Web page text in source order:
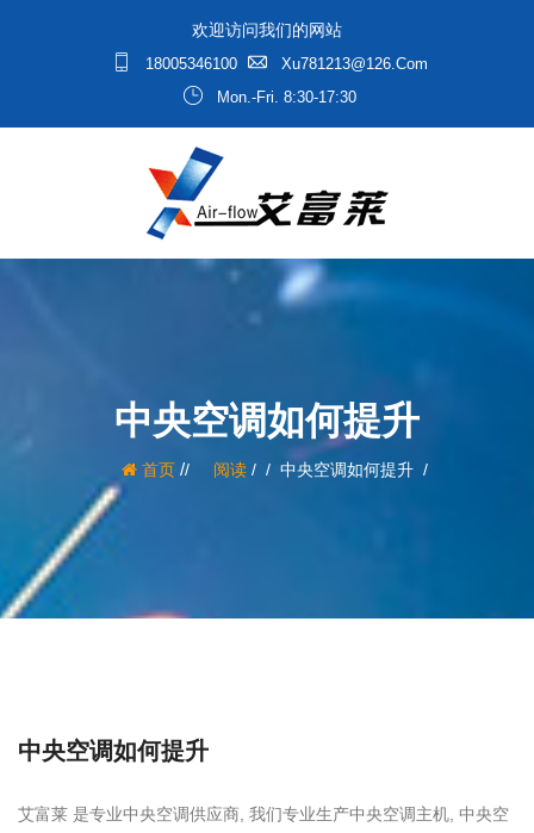
欢迎访问我们的网站
18005346100
Xu781213@126.com
Mon.-Fri. 8:30-17:30
中央空调如何提升
首页/ 阅读/ 中央空调如何提升
中央空调如何提升
艾富莱 是专业中央空调供应商, 我们专业生产中央空调主机, 中央空